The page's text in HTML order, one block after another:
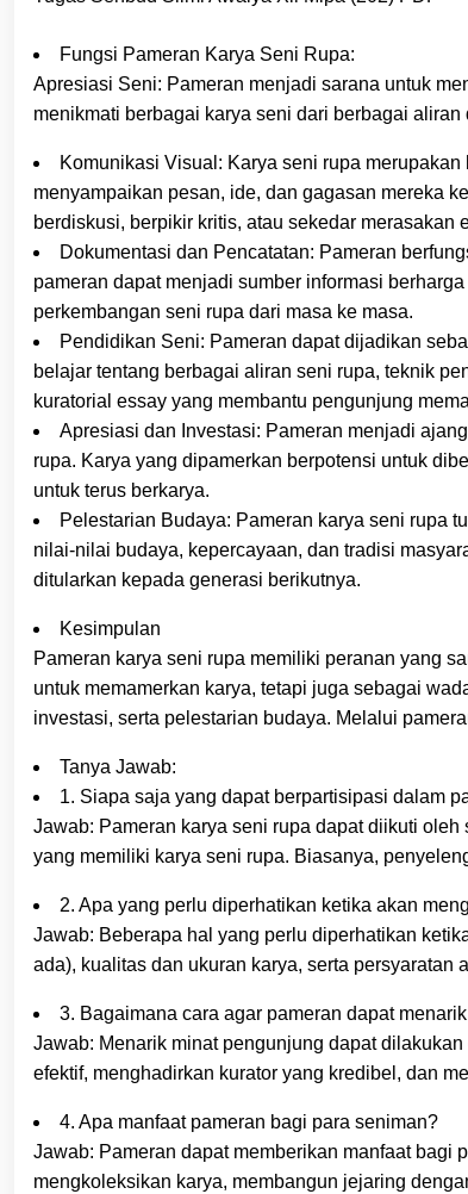
Fungsi Pameran Karya Seni Rupa:
Apresiasi Seni: Pameran menjadi sarana untuk
menikmati berbagai karya seni dari berbagai
Komunikasi Visual: Karya seni rupa
menyampaikan pesan, ide, dan gagasan mereka
berdiskusi, berpikir kritis, atau sekedar merasakan
Dokumentasi dan Pencatatan: Pameran
pameran dapat menjadi sumber informasi
perkembangan seni rupa dari masa ke masa.
Pendidikan Seni: Pameran dapat dijadikan
belajar tentang berbagai aliran seni rupa, teknik
kuratorial essay yang membantu pengunjung
Apresiasi dan Investasi: Pameran menjadi
rupa. Karya yang dipamerkan berpotensi untuk
untuk terus berkarya.
Pelestarian Budaya: Pameran karya seni rupa
nilai-nilai budaya, kepercayaan, dan tradisi
ditularkan kepada generasi berikutnya.
Kesimpulan
Pameran karya seni rupa memiliki peranan yang
untuk memamerkan karya, tetapi juga sebagai
investasi, serta pelestarian budaya. Melalui
Tanya Jawab:
1. Siapa saja yang dapat berpartisipasi dalam
Jawab: Pameran karya seni rupa dapat diikuti
yang memiliki karya seni rupa. Biasanya,
2. Apa yang perlu diperhatikan ketika akan
Jawab: Beberapa hal yang perlu diperhatikan
ada), kualitas dan ukuran karya, serta
3. Bagaimana cara agar pameran dapat
Jawab: Menarik minat pengunjung dapat
efektif, menghadirkan kurator yang kredibel, dan
4. Apa manfaat pameran bagi para seniman?
Jawab: Pameran dapat memberikan manfaat bagi
mengkoleksikan karya, membangun jejaring